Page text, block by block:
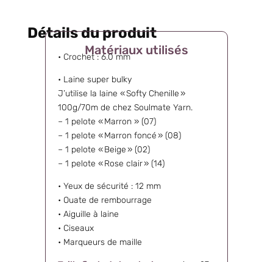
Détails du produit
Matériaux utilisés
• Crochet : 6.0 mm
• Laine super bulky
J’utilise la laine « Softy Chenille »
100g/70m de chez Soulmate Yarn.
– 1 pelote « Marron » (07)
– 1 pelote « Marron foncé » (08)
– 1 pelote « Beige » (02)
– 1 pelote « Rose clair » (14)
• Yeux de sécurité : 12 mm
• Ouate de rembourrage
• Aiguille à laine
• Ciseaux
• Marqueurs de maille